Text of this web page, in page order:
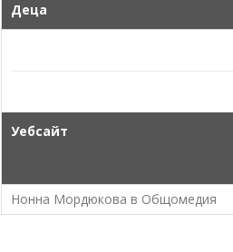
Деца
Уебсайт
Нонна Мордюкова в Общомедия